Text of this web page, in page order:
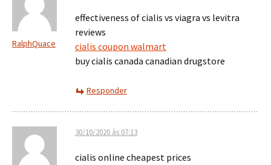
RalphQuace
effectiveness of cialis vs viagra vs levitra
reviews
cialis coupon walmart
buy cialis canada canadian drugstore
Responder
30/10/2020 às 07:13
cialis online cheapest prices